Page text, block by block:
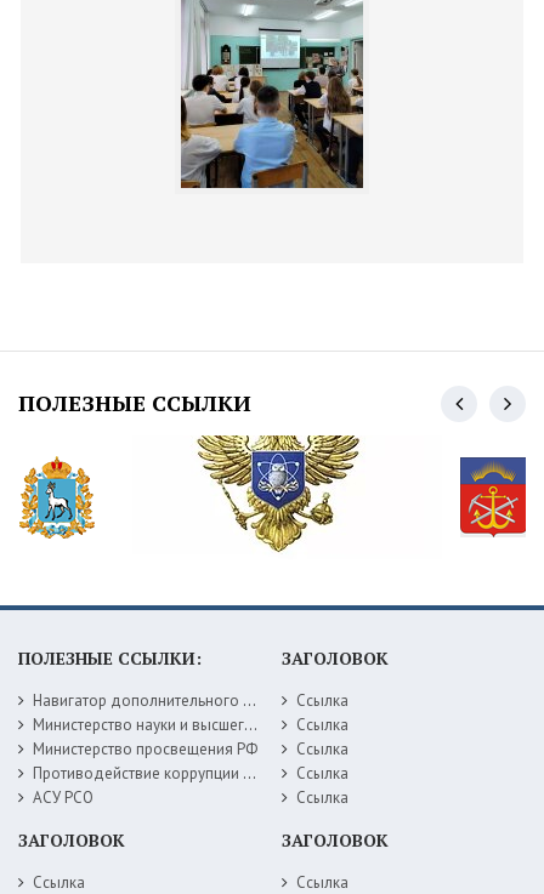
ПОЛЕЗНЫЕ ССЫЛКИ
ПОЛЕЗНЫЕ ССЫЛКИ:
Навигатор дополнительного образования детей Самарской области
Министерство науки и высшего образования РФ
Министерство просвещения РФ
Противодействие коррупции Министерство образования Самарской области
АСУ РСО
ЗАГОЛОВОК
Ссылка
Ссылка
Ссылка
Ссылка
Ссылка
ЗАГОЛОВОК
Ссылка
ЗАГОЛОВОК
Ссылка